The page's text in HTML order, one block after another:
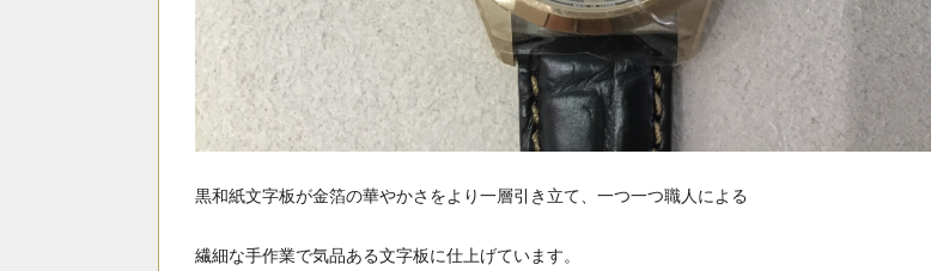
黒和紙文字板が金箔の華やかさをより一層引き立て、一つ一つ職人による
繊細な手作業で気品ある文字板に仕上げています。